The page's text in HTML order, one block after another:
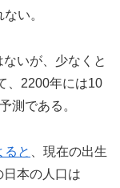
い。
いが、少なくと
、2200年には10
測である。
ると
、現在の出生
本の人口は